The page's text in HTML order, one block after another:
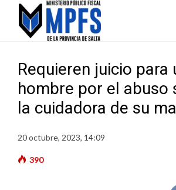
Requieren juicio para
hombre por el abuso
la cuidadora de su
20 octubre, 2023, 14:09
390